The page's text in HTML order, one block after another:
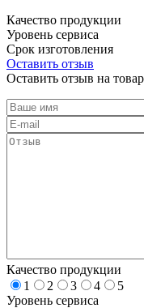
Качество продукции
Уровень сервиса
Срок изготовления
Оставить отзыв
Оставить отзыв на
Качество продукции
1
2 3 4
5
Уровень сервиса